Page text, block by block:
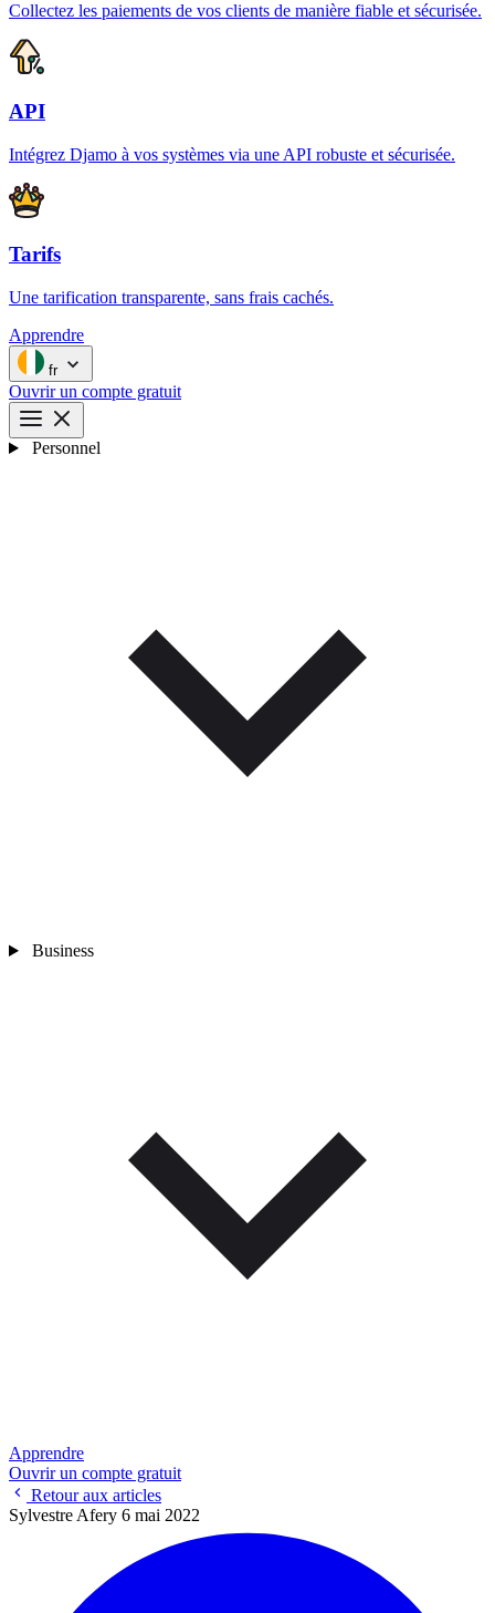
Collectez les paiements de vos clients de manière fiable et sécurisée.
API
Intégrez Djamo à vos systèmes via une API robuste et sécurisée.
Tarifs
Une tarification transparente, sans frais cachés.
Apprendre
fr
Ouvrir un compte gratuit
Personnel
Business
Apprendre
Ouvrir un compte gratuit
Retour aux articles
Sylvestre Afery 6 mai 2022